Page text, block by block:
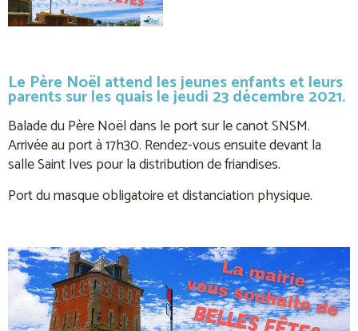
Le Père Noël attend les jeunes enfants et leurs
parents sur les quais le jeudi 23 décembre 2021.
Balade du Père Noël dans le port sur le canot SNSM.
Arrivée au port à 17h30. Rendez-vous ensuite devant la
salle Saint Ives pour la distribution de friandises.
Port du masque obligatoire et distanciation physique.